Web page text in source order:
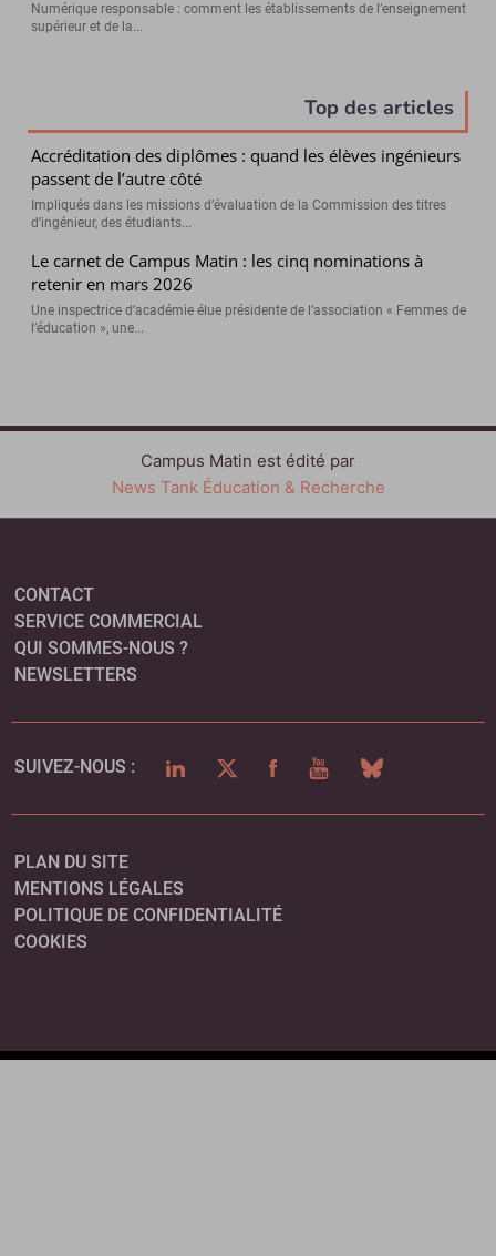
Numérique responsable : comment les établissements de l’enseignement
supérieur et de la...
Top des articles
Accréditation des diplômes : quand les élèves ingénieurs
passent de l’autre côté
Impliqués dans les missions d’évaluation de la Commission des titres
d’ingénieur, des étudiants...
Le carnet de Campus Matin : les cinq nominations à
retenir en mars 2026
Une inspectrice d’académie élue présidente de l’association « Femmes de
l’éducation », une...
Campus Matin est édité par
News Tank Éducation & Recherche
CONTACT
SERVICE COMMERCIAL
QUI SOMMES-NOUS ?
NEWSLETTERS
SUIVEZ-NOUS : LINKEDINTWITTERFACEBOOKYOUTUBEBLUESKY
PLAN DU SITE
MENTIONS LÉGALES
POLITIQUE DE CONFIDENTIALITÉ
COOKIES